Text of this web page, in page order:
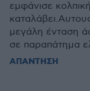
εμφάνισε
μεγάλη ένταση
σε παραπάτημα
ΑΠΑΝΤΗΣΗ